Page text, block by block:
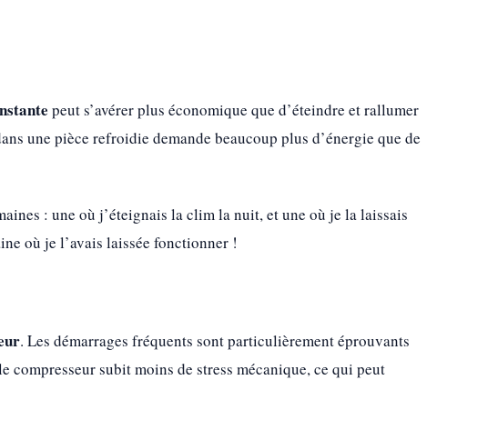
peut s’avérer plus économique que d’éteindre et rallumer
une pièce refroidie demande beaucoup plus d’énergie que de
: une où j’éteignais la clim la nuit, et une où je la laissais
où je l’avais laissée fonctionner !
. Les démarrages fréquents sont particulièrement éprouvants
subit moins de stress mécanique, ce qui peut